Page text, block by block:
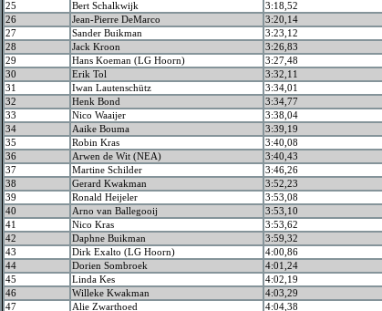
25
Bert Schalkwijk 3:18,52
26
Jean-Pierre DeMarco 3:20,14
27
Sander Buikman 3:23,12
28
Jack Kroon 3:26,83
29
Hans Koeman (LG Hoorn) 3:27,48
30
Erik Tol 3:32,11
31
Iwan Lautenschütz 3:34,01
32
Henk Bond 3:34,77
33
Nico Waaijer 3:38,04
34
Aaike Bouma 3:39,19
35
Robin Kras 3:40,08
36
Arwen de Wit (NEA) 3:40,43
37
Martine Schilder 3:46,26
38
Gerard Kwakman 3:52,23
39
Ronald Heijeler 3:53,08
40
Arno van Ballegooij 3:53,10
41
Nico Kras 3:53,62
42
Daphne Buikman 3:59,32
43
Dirk Exalto (LG Hoorn) 4:00,86
44
Dorien Sombroek 4:01,24
45
Linda Kes 4:02,19
46
Willeke Kwakman 4:03,29
47
Alie Zwarthoed 4:04,38